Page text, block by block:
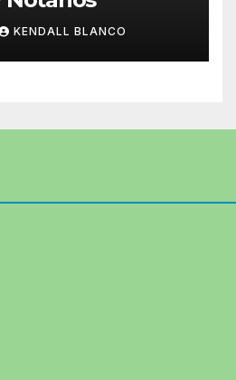
KENDALL BLANCO